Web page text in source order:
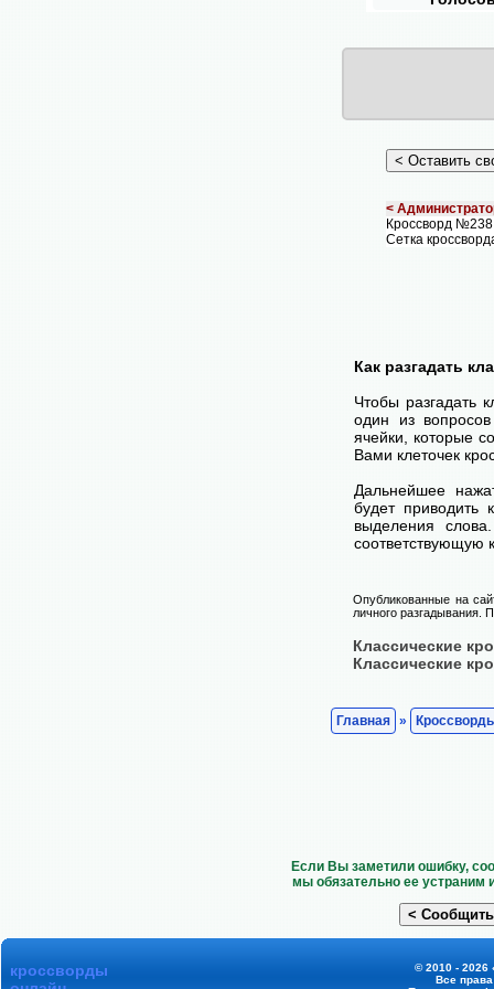
<
Кроссворд
Сетка
Как разгадать
Чтобы разгадать
один из
ячейки, которые
Вами клеточек
Дальнейшее
будет приводить
выделения
соответствующую
Опубликованные на
личного разгадывания.
Классические
Классические
Главная »
Если Вы заметили ошибку,
мы обязательно ее устраним
кроссворды
© 2010 - 2026
Все